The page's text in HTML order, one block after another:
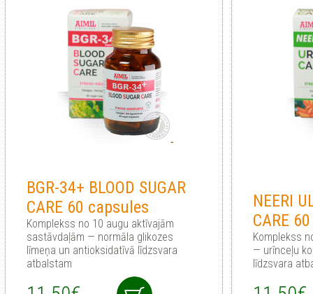
BGR-34+ BLOOD SUGAR
CARE 60 capsules
Komplekss no 10 augu aktīvajām
sastāvdaļām — normāla glikozes
līmeņa un antioksidatīvā līdzsvara
atbalstam
NEERI
CARE
Komplekss
— urīnceļu
līdzsvara